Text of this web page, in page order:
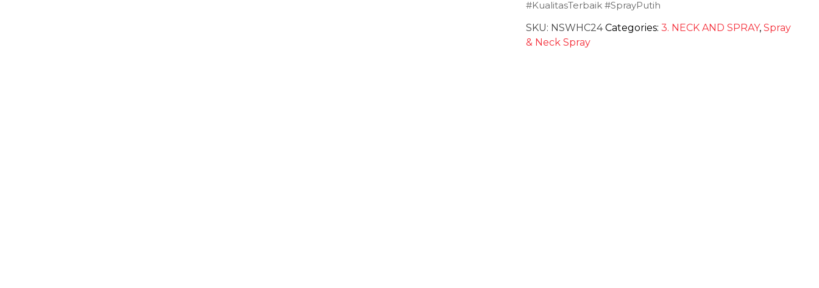
#KualitasTerbaik #SprayPutih
SKU: NSWHC24 Categories:3. NECK AND SPRAY,Spray
& Neck Spray